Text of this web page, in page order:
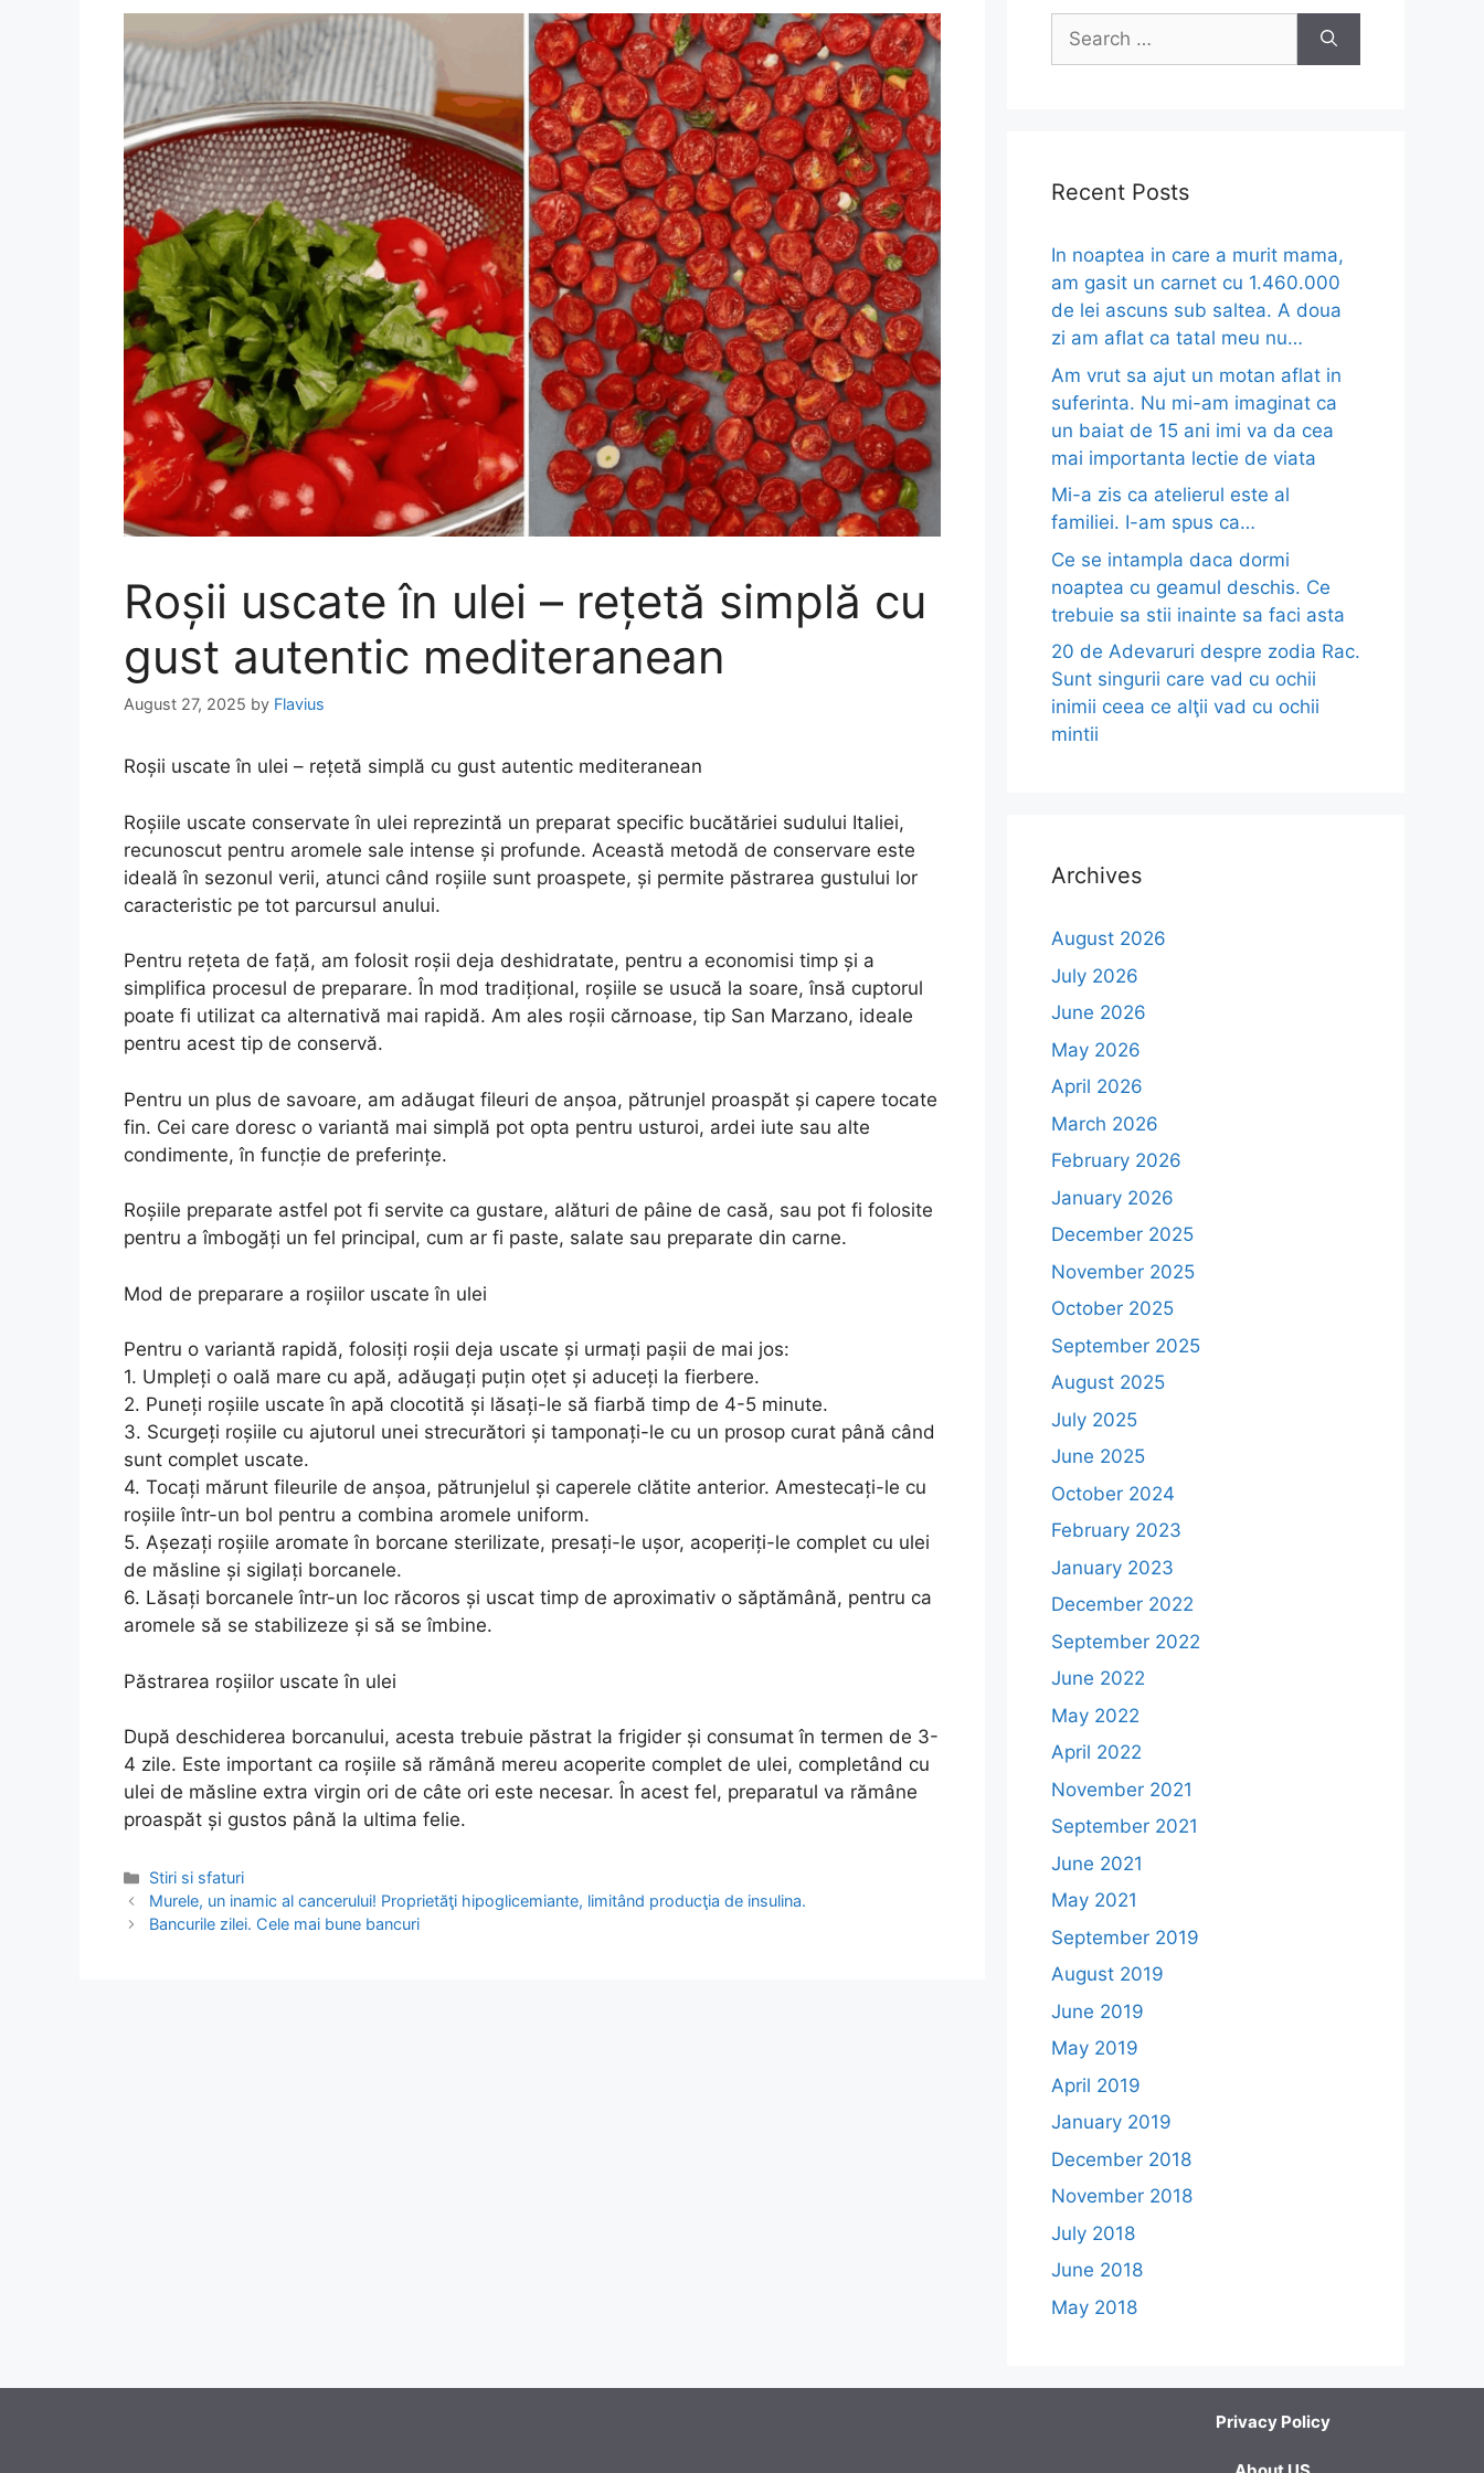
Roșii uscate în ulei – rețetă simplă cu
gust autentic mediteranean
August 27, 2025 by Flavius
Roșii uscate în ulei – rețetă simplă cu gust autentic mediteranean
Roșiile uscate conservate în ulei reprezintă un preparat specific bucătăriei sudului Italiei,
recunoscut pentru aromele sale intense și profunde. Această metodă de conservare este
ideală în sezonul verii, atunci când roșiile sunt proaspete, și permite păstrarea gustului lor
caracteristic pe tot parcursul anului.
Pentru rețeta de față, am folosit roșii deja deshidratate, pentru a economisi timp și a
simplifica procesul de preparare. În mod tradițional, roșiile se usucă la soare, însă cuptorul
poate fi utilizat ca alternativă mai rapidă. Am ales roșii cărnoase, tip San Marzano, ideale
pentru acest tip de conservă.
Pentru un plus de savoare, am adăugat fileuri de anșoa, pătrunjel proaspăt și capere tocate
fin. Cei care doresc o variantă mai simplă pot opta pentru usturoi, ardei iute sau alte
condimente, în funcție de preferințe.
Roșiile preparate astfel pot fi servite ca gustare, alături de pâine de casă, sau pot fi folosite
pentru a îmbogăți un fel principal, cum ar fi paste, salate sau preparate din carne.
Mod de preparare a roșiilor uscate în ulei
Pentru o variantă rapidă, folosiți roșii deja uscate și urmați pașii de mai jos:
1. Umpleți o oală mare cu apă, adăugați puțin oțet și aduceți la fierbere.
2. Puneți roșiile uscate în apă clocotită și lăsați-le să fiarbă timp de 4-5 minute.
3. Scurgeți roșiile cu ajutorul unei strecurători și tamponați-le cu un prosop curat până când
sunt complet uscate.
4. Tocați mărunt fileurile de anșoa, pătrunjelul și caperele clătite anterior. Amestecați-le cu
roșiile într-un bol pentru a combina aromele uniform.
5. Așezați roșiile aromate în borcane sterilizate, presați-le ușor, acoperiți-le complet cu ulei
de măsline și sigilați borcanele.
6. Lăsați borcanele într-un loc răcoros și uscat timp de aproximativ o săptămână, pentru ca
aromele să se stabilizeze și să se îmbine.
Păstrarea roșiilor uscate în ulei
După deschiderea borcanului, acesta trebuie păstrat la frigider și consumat în termen de 3-
4 zile. Este important ca roșiile să rămână mereu acoperite complet de ulei, completând cu
ulei de măsline extra virgin ori de câte ori este necesar. În acest fel, preparatul va rămâne
proaspăt și gustos până la ultima felie.
Categories
Stiri si sfaturi
Post
navigation
Murele, un inamic al cancerului! Proprietăţi hipoglicemiante, limitând producţia de insulina.
Bancurile zilei. Cele mai bune bancuri
Search
for:
Recent Posts
In noaptea in care a murit mama,
am gasit un carnet cu 1.460.000
de lei ascuns sub saltea. A doua
zi am aflat ca tatal meu nu…
Am vrut sa ajut un motan aflat in
suferinta. Nu mi-am imaginat ca
un baiat de 15 ani imi va da cea
mai importanta lectie de viata
Mi-a zis ca atelierul este al
familiei. I-am spus ca…
Ce se intampla daca dormi
noaptea cu geamul deschis. Ce
trebuie sa stii inainte sa faci asta
20 de Adevaruri despre zodia Rac.
Sunt singurii care vad cu ochii
inimii ceea ce alţii vad cu ochii
mintii
Archives
August 2026
July 2026
June 2026
May 2026
April 2026
March 2026
February 2026
January 2026
December 2025
November 2025
October 2025
September 2025
August 2025
July 2025
June 2025
October 2024
February 2023
January 2023
December 2022
September 2022
June 2022
May 2022
April 2022
November 2021
September 2021
June 2021
May 2021
September 2019
August 2019
June 2019
May 2019
April 2019
January 2019
December 2018
November 2018
July 2018
June 2018
May 2018
Privacy Policy